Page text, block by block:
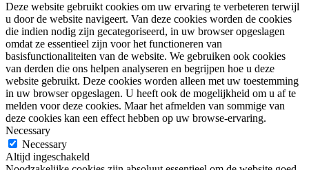
Deze website gebruikt cookies om uw ervaring te verbeteren terwijl
u door de website navigeert. Van deze cookies worden de cookies
die indien nodig zijn gecategoriseerd, in uw browser opgeslagen
omdat ze essentieel zijn voor het functioneren van
basisfunctionaliteiten van de website. We gebruiken ook cookies
van derden die ons helpen analyseren en begrijpen hoe u deze
website gebruikt. Deze cookies worden alleen met uw toestemming
in uw browser opgeslagen. U heeft ook de mogelijkheid om u af te
melden voor deze cookies. Maar het afmelden van sommige van
deze cookies kan een effect hebben op uw browse-ervaring.
Necessary
Necessary
Altijd ingeschakeld